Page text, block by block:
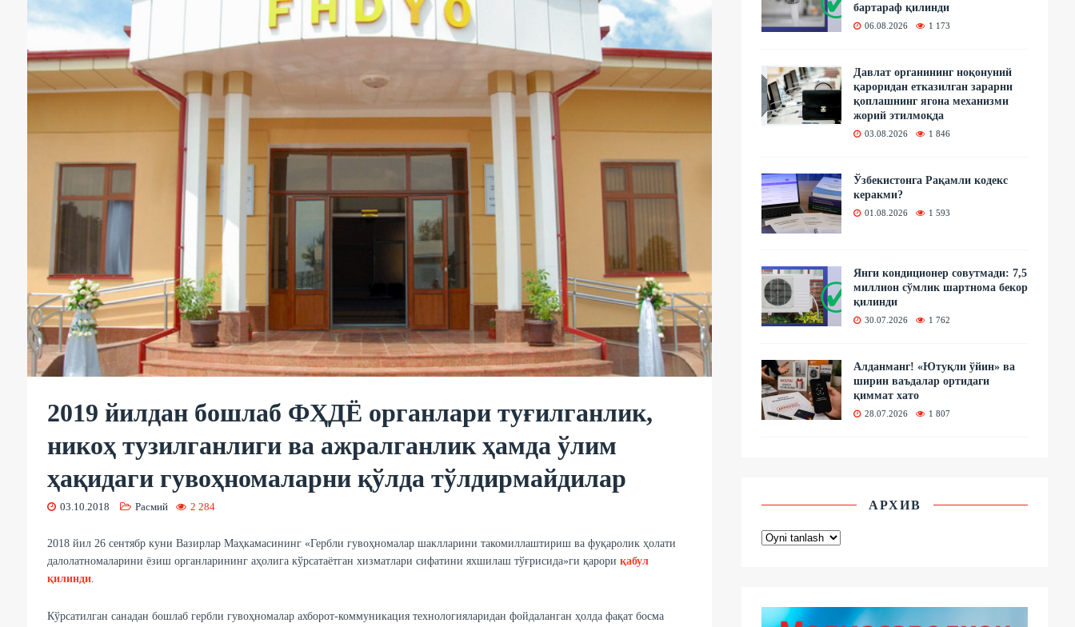
2019 йилдан бошлаб ФҲДЁ органлари туғилганлик,
никоҳ тузилганлиги ва ажралганлик ҳамда ўлим
ҳақидаги гувоҳномаларни қўлда тўлдирмайдилар
03.10.2018 Расмий 2 284
2018 йил 26 сентябр куни Вазирлар Маҳкамасининг «Гербли гувоҳномалар шаклларини такомиллаштириш ва фуқаролик ҳолати
далолатномаларини ёзиш органларининг аҳолига кўрсатаётган хизматлари сифатини яхшилаш тўғрисида»ги қарори қабул
қилинди.
Кўрсатилган санадан бошлаб гербли гувоҳномалар ахборот-коммуникация технологияларидан фойдаланган ҳолда фақат босма
бартараф қилинди
06.08.2026 1 173
Давлат органининг ноқонуний
қароридан етказилган зарарни
қоплашнинг ягона механизми
жорий этилмоқда
03.08.2026 1 846
Ўзбекистонга Рақамли кодекс
керакми?
01.08.2026 1 593
Янги кондиционер совутмади: 7,5
миллион сўмлик шартнома бекор
қилинди
30.07.2026 1 762
Алданманг! «Ютуқли ўйин» ва
ширин ваъдалар ортидаги
қиммат хато
28.07.2026 1 807
АРХИВ